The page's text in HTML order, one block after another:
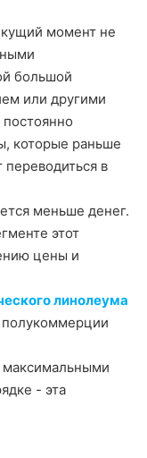
момент не
большой
или другими
которые раньше
в
меньше денег.
этот
цены и
линолеума
полукоммерции
максимальными
- эта